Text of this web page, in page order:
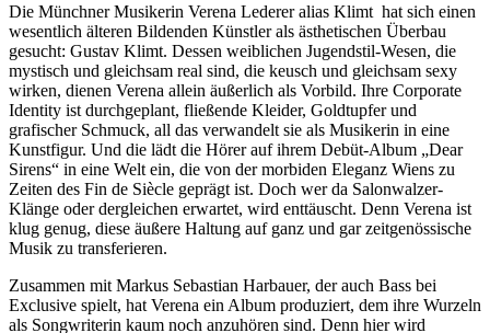
Die Münchner Musikerin Verena Lederer alias Klimt hat sich einen
wesentlich älteren Bildenden Künstler als ästhetischen Überbau
gesucht: Gustav Klimt. Dessen weiblichen Jugendstil-Wesen, die
mystisch und gleichsam real sind, die keusch und gleichsam sexy
wirken, dienen Verena allein äußerlich als Vorbild. Ihre Corporate
Identity ist durchgeplant, fließende Kleider, Goldtupfer und
grafischer Schmuck, all das verwandelt sie als Musikerin in eine
Kunstfigur. Und die lädt die Hörer auf ihrem Debüt-Album „Dear
Sirens“ in eine Welt ein, die von der morbiden Eleganz Wiens zu
Zeiten des Fin de Siècle geprägt ist. Doch wer da Salonwalzer-
Klänge oder dergleichen erwartet, wird enttäuscht. Denn Verena ist
klug genug, diese äußere Haltung auf ganz und gar zeitgenössische
Musik zu transferieren.
Zusammen mit Markus Sebastian Harbauer, der auch Bass bei
Exclusive spielt, hat Verena ein Album produziert, dem ihre Wurzeln
als Songwriterin kaum noch anzuhören sind. Denn hier wird